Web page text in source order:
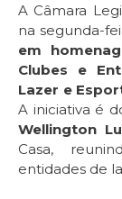
A Câmara
na segunda-
em
Clubes e
Lazer e
A iniciativa é
Wellington
Casa,
entidades de